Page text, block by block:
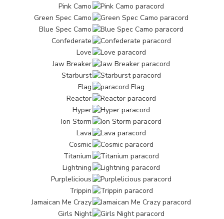
Pink Camo
Green Spec Camo
Blue Spec Camo
Confederate
Love
Jaw Breaker
Starburst
Flag
Reactor
Hyper
Ion Storm
Lava
Cosmic
Titanium
Lightning
Purplelicious
Trippin
Jamaican Me Crazy
Girls Night